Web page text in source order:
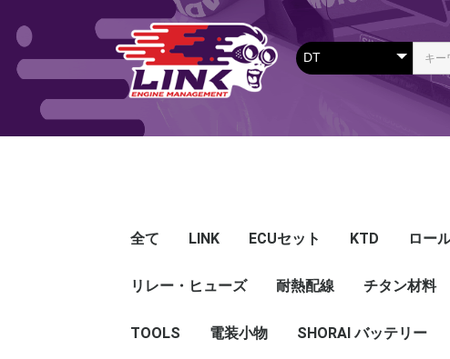
全て LINK
Plug-in ECU Honda
Mazda
Mitsubishi
Nissan
Subaru
Toyota
その他
Wire-in ECU G5
G4X
G4＋
PDM
ECUアクセサリー Looms and
Mapセンサー
温度センサー
その他セン
Exhaust
CAN EGT
DI Driver
Ignition
Injection
Peripherals
Tuning Tools
E-Throttle
Driver
CAN Keypad
Apparel Hat
T-shirts
Foodies
ECUセット KTD
Looms
センサー
Ignition Coil
クラセン
サージタンク
EXマニ
燃料
電スロ
シリコンホース
エンジンハー
ハーネスラベル
エアクリーナー
スイッチ
アダプタ類
その他
ロー
リレー・ヒューズ
リレー
リレーBOX
ヒューズケース
ブレーカー式ブレード
ブレーカー
耐熱配線
ETFE
FEP
チタン材料
TOOLS 電装小物 SHORAI バッテリー